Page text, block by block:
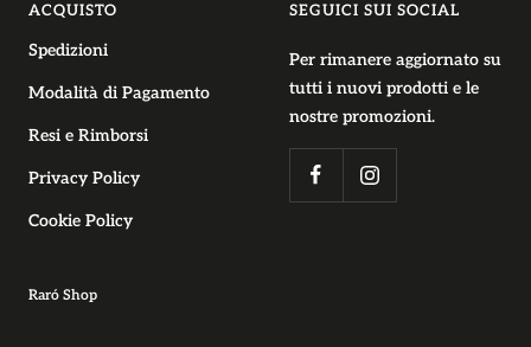
ACQUISTO
Spedizioni
Modalità di Pagamento
Resi e Rimborsi
Privacy Policy
Cookie Policy
SEGUICI SUI SOCIAL
Per rimanere aggiornato su
tutti i nuovi prodotti e le
nostre promozioni.
Raró Shop